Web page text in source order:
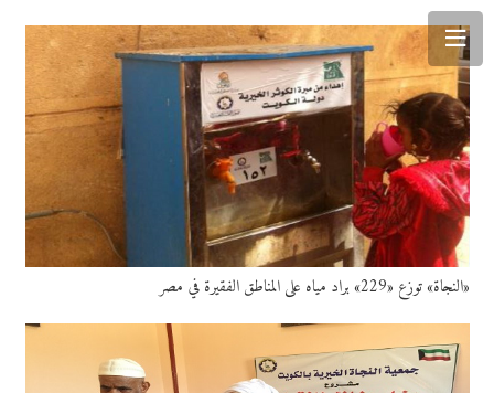
«النجاة» توزع «229» براد مياه على المناطق الفقيرة في مصر